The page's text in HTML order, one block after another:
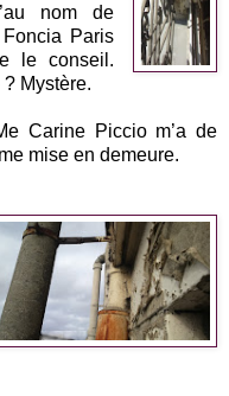
nom de
Paris
le conseil.
Mystère.
Carine Piccio m’a de
mise en demeure.